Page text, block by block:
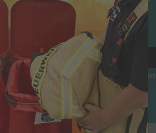
(FT)
Produkt anfragen
Das FTC-Emblem ist in den
Gold und Silber erhältlich!